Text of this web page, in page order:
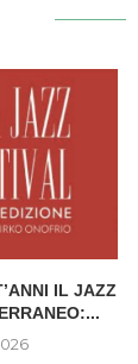
IL JAZZ